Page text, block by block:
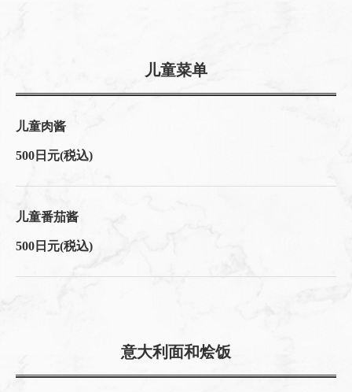
儿童菜单
儿童肉酱
500日元(税込)
儿童番茄酱
500日元(税込)
意大利面和烩饭